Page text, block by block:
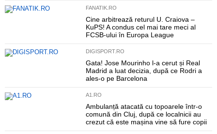
FANATIK.RO
Cine arbitrează returul U. Craiova –
KuPS! A condus cel mai tare meci al
FCSB-ului în Europa League
DIGISPORT.RO
Gata! Jose Mourinho l-a cerut și Real
Madrid a luat decizia, după ce Rodri a
ales-o pe Barcelona
A1.RO
Ambulanță atacată cu topoarele într-o
comună din Cluj, după ce localnicii au
crezut că este mașina vine să fure copii